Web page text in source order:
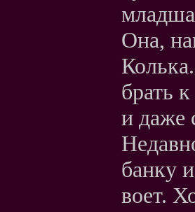
Она,
брать
и даже
банку
воет.